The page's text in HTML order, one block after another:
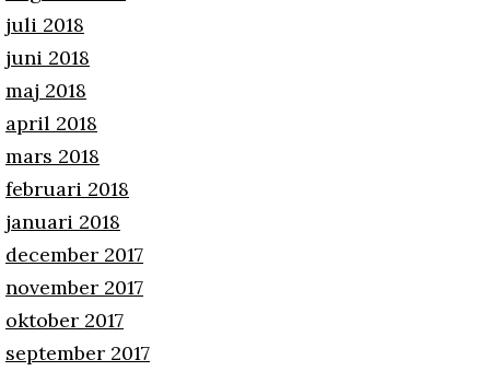
juli 2018
juni 2018
maj 2018
april 2018
mars 2018
februari 2018
januari 2018
december 2017
november 2017
oktober 2017
september 2017